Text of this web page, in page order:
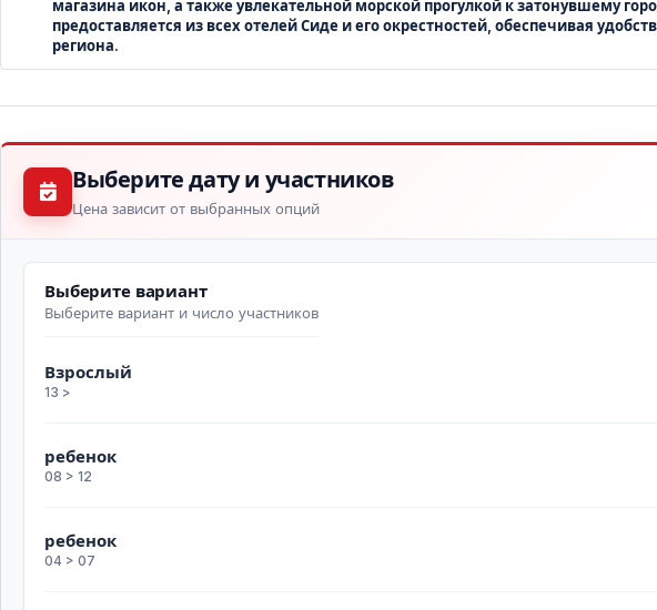
магазина икон, а также увлекательной морской прогулкой к затонувшему
предоставляется из всех отелей Сиде и его окрестностей, обеспечивая
региона.
Выберите дату и участников
Цена зависит от выбранных опций
Выберите вариант
Выберите вариант и число участников
Взрослый
13 >
ребенок
08 > 12
ребенок
04 > 07